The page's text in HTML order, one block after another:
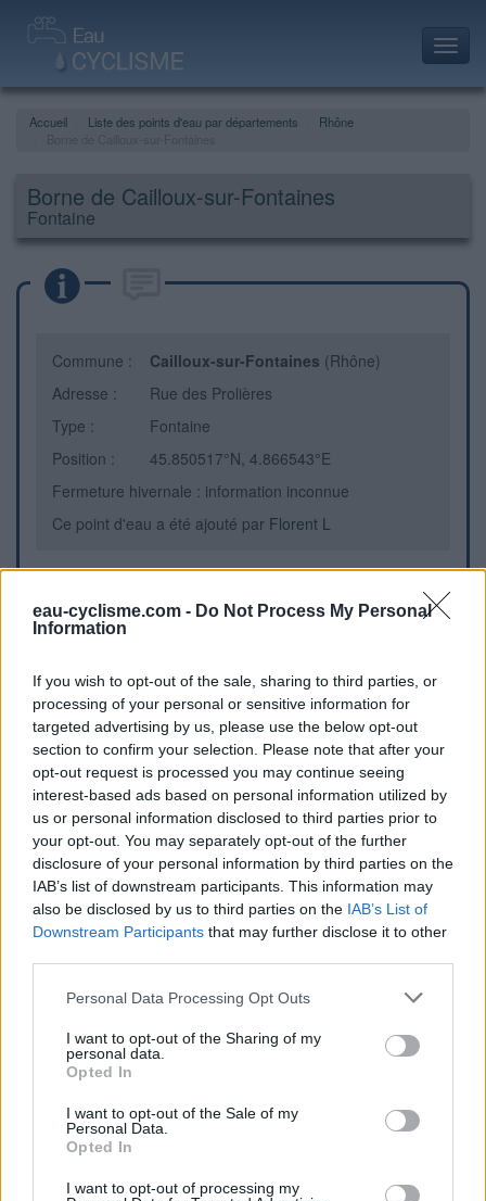
eau-cyclisme.com - Do Not Process My Personal
Information
If you wish to opt-out of the sale, sharing to third parties, or
processing of your personal or sensitive information for
targeted advertising by us, please use the below opt-out
section to confirm your selection. Please note that after your
opt-out request is processed you may continue seeing
interest-based ads based on personal information utilized by
us or personal information disclosed to third parties prior to
your opt-out. You may separately opt-out of the further
disclosure of your personal information by third parties on the
IAB’s list of downstream participants. This information may
also be disclosed by us to third parties on the IAB’s List of
Downstream Participants that may further disclose it to other
Personal Data Processing Opt Outs
I want to opt-out of the Sharing of my
personal data.
Opted In
I want to opt-out of the Sale of my
Personal Data.
Opted In
I want to opt-out of processing my
Accueil Liste des points d'eau par départements
Rhône
Borne de Cailloux-sur-Fontaines
Fontaine
Commune : Cailloux-sur-Fontaines (Rhône)
Adresse :
Rue des Prolières
Type :
Fontaine
Position :
45.850517°N, 4.866543°E
Fermeture hivernale : information inconnue
Ce point d'eau a été ajouté par Florent L
Informations complémentaires
Repères visuels
Afficher la carte